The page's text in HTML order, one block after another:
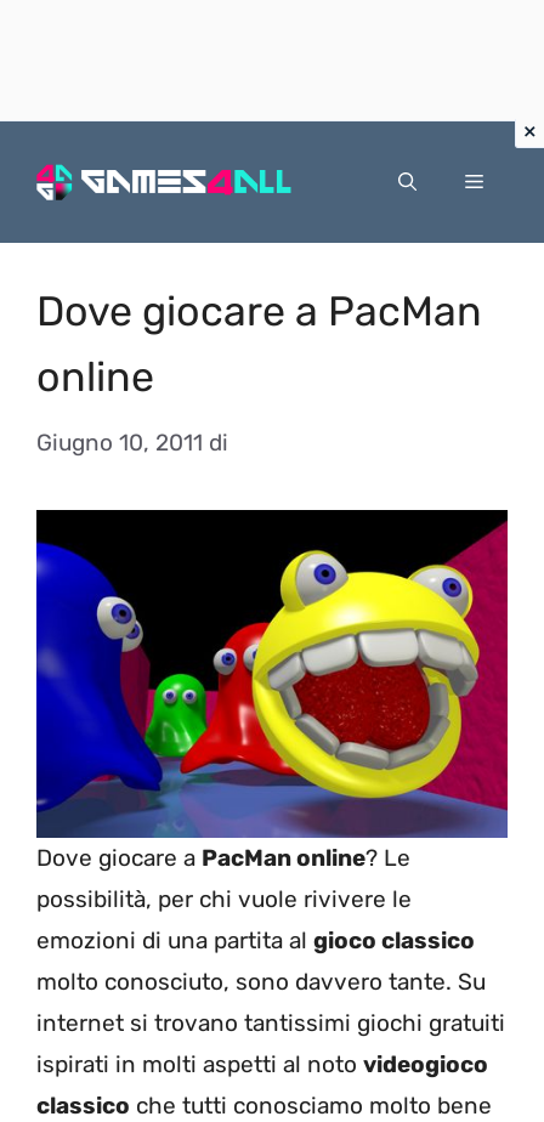
Menu
Dove giocare a PacMan
online
Giugno 10, 2011 di
Dove giocare a PacMan online? Le
possibilità, per chi vuole rivivere le
emozioni di una partita al gioco classico
molto conosciuto, sono davvero tante. Su
internet si trovano tantissimi giochi gratuiti
ispirati in molti aspetti al noto videogioco
classico che tutti conosciamo molto bene